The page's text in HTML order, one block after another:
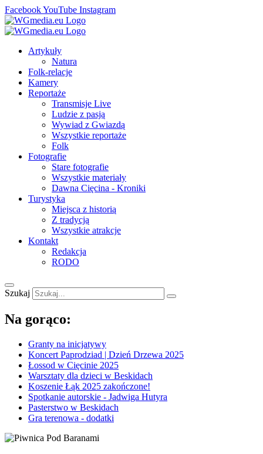
FacebookYouTube Instagram
Artykuły
Natura
Folk-relacje
Kamery
Reportaże
Transmisje Live
Ludzie z pasją
Wywiad z Gwiazdą
Wszystkie reportaże
Folk
Fotografie
Stare fotografie
Wszystkie materiały
Dawna Cięcina - Kroniki
Turystyka
Miejsca z historią
Z tradycją
Wszystkie atrakcje
Kontakt
Redakcja
RODO
Szukaj
Na gorąco:
Granty na inicjatywy
Koncert Paprodziad | Dzień Drzewa 2025
Łossod w Cięcinie 2025
Warsztaty dla dzieci w Beskidach
Koszenie Łąk 2025 zakończone!
Spotkanie autorskie - Jadwiga Hutyra
Pasterstwo w Beskidach
Gra terenowa - dodatki